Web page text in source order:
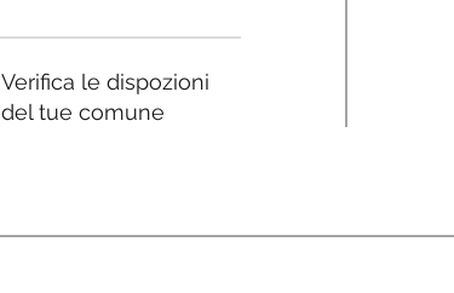
Verifica le dispozioni
del tue comune